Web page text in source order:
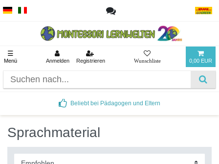
☰
Menü Anmelden Registrieren 0,00 EUR
Beliebt bei Pädagogen und Eltern
Sprachmaterial